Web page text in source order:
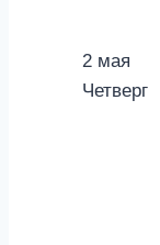
2 мая
Четверг